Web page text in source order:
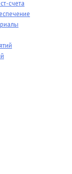
счета